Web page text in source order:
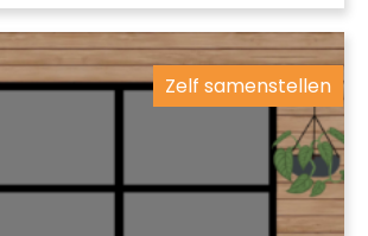
Zelf samenstellen